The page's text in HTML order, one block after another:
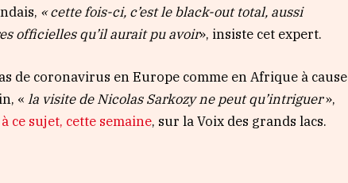
«cette fois-ci, c’est le black-out total, aussi
officielles qu’il aurait pu avoir», insiste cet expert.
de coronavirus en Europe comme en Afrique à cause
«la visite de Nicolas Sarkozy ne peut qu’intriguer»,
ce sujet, cette semaine, sur la Voix des grands lacs.